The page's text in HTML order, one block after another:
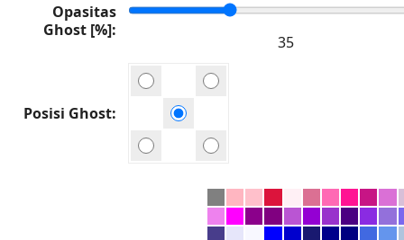
Opasitas
Ghost [%]
Posisi Ghost